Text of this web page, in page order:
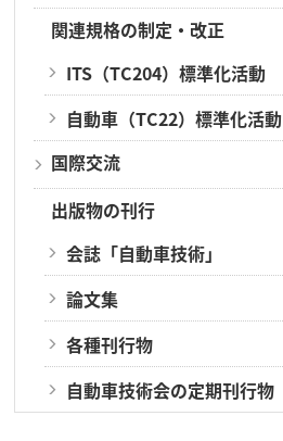
関連規格の制定・改正
ITS（TC204）標準化活動
自動車（TC22）標準化活動
国際交流
出版物の刊行
会誌「自動車技術」
論文集
各種刊行物
自動車技術会の定期刊行物